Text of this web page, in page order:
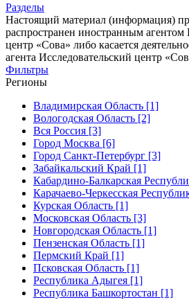
Разделы
Настоящий материал (информация)
распространен иностранным агентом
центр «Сова» либо касается
агента Исследовательский центр
Фильтры
Регионы
Владимирская Область [1]
Вологодская Область [2]
Вся Россия [3]
Город Москва [6]
Город Санкт-Петербург [3]
Забайкальский Край [1]
Кабардино-Балкарская
Карачаево-Черкесская
Курская Область [1]
Московская Область [3]
Новгородская Область [1]
Пензенская Область [1]
Пермский Край [1]
Псковская Область [1]
Республика Адыгея [1]
Республика Башкортостан [1]